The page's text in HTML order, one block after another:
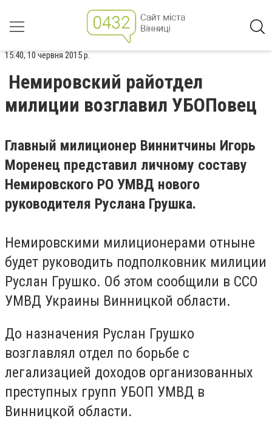
15:40, 10 червня 2015 р.
Немировский райотдел
милиции возглавил УБОПовец
Главный милиционер Виннитчины Игорь
Моренец представил личному составу
Немировского РО УМВД нового
руководителя Руслана Грушка.
Немировскими милиционерами отныне
будет руководить подполковник милиции
Руслан Грушко. Об этом сообщили в ССО
УМВД Украины Винницкой области.
До назначения Руслан Грушко
возглавлял отдел по борьбе с
легализацией доходов организованных
преступных групп УБОП УМВД в
Винницкой области.